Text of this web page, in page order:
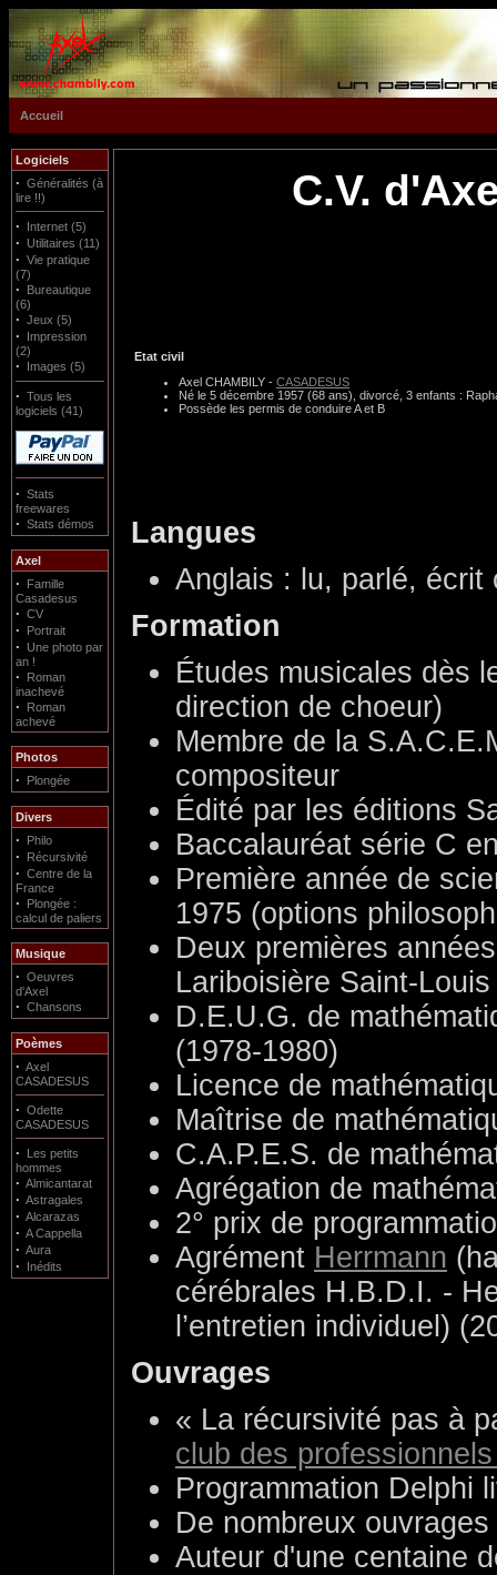
Accueil
Logiciels
· Généralités (à
lire !!)
· Internet (5)
· Utilitaires (11)
· Vie pratique
(7)
·
Bureautique
(6)
· Jeux (5)
·
Impression
(2)
· Images (5)
· Tous les
logiciels (41)
· Stats
freewares
· Stats démos
Axel
·
Famille
Casadesus
· CV
· Portrait
·
Une photo par
an !
·
Roman
inachevé
·
Roman
achevé
Photos
· Plongée
Divers
· Philo
· Récursivité
· Centre de la
France
·
Plongée :
calcul de paliers
Musique
· Oeuvres
d'Axel
· Chansons
Poèmes
· Axel
CASADESUS
· Odette
CASADESUS
·
Les petits
hommes
· Almicantarat
· Astragales
· Alcarazas
· A Cappella
· Aura
· Inédits
C.V.
Etat civil
Axel CHAMBILY - CASADESUS
Né le 5 décembre 1957 (68 ans), divorcé, 3 enfants :
Possède les permis de conduire A et B
Langues
Anglais : lu, parlé, écrit
Formation
Études musicales dès
direction de choeur)
Membre de la
compositeur
Édité par les éditions
Baccalauréat série C
Première année de
1975 (options
Deux premières
Lariboisière Saint-
D.E.U.G. de
(1978-1980)
Licence de
Maîtrise de
C.A.P.E.S. de
Agrégation de
2° prix de
Agrément Herrmann
cérébrales H.B.D.I. -
l’entretien individuel)
Ouvrages
« La récursivité pas à
club des
Programmation Delphi
De nombreux
Auteur d'une centaine